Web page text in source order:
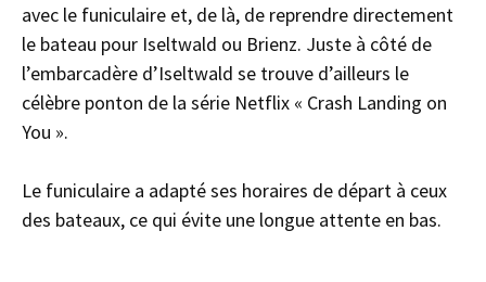
avec le funiculaire et, de là, de reprendre directement
le bateau pour Iseltwald ou Brienz. Juste à côté de
l’embarcadère d’Iseltwald se trouve d’ailleurs le
célèbre ponton de la série Netflix « Crash Landing on
You ».
Le funiculaire a adapté ses horaires de départ à ceux
des bateaux, ce qui évite une longue attente en bas.